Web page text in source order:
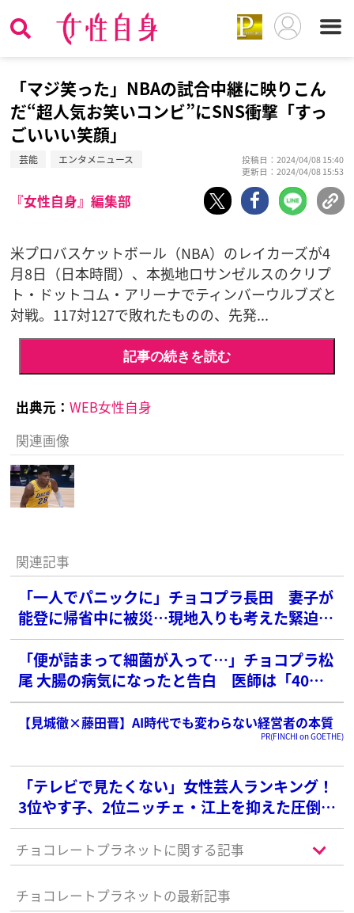
「マジ笑った」NBAの試合中継に映りこん
だ“超人気お笑いコンビ”にSNS衝撃「すっ
ごいいい笑顔」
芸能 エンタメニュース
投稿日：2024/04/08 15:40
更新日：2024/04/08 15:53
『女性自身』編集部
米プロバスケットボール（NBA）のレイカーズが4
月8日（日本時間）、本拠地ロサンゼルスのクリプ
ト・ドットコム・アリーナでティンバーウルブズと
対戦。117対127で敗れたものの、先発...
記事の続きを読む
出典元： WEB女性自身
関連画像
関連記事
「一人でパニックに」チョコプラ長田 妻子が
能登に帰省中に被災…現地入りも考えた緊迫の
数日間を告白
「便が詰まって細菌が入って…」チョコプラ松
尾 大腸の病気になったと告白 医師は「40超
えたら急に出てくるやつ」と指摘
【見城徹×藤田晋】AI時代でも変わらない経営者の本質
PR(FINCHI on GOETHE)
「テレビで見たくない」女性芸人ランキング！
3位やす子、2位ニッチェ・江上を抑えた圧倒的
な1位は？
チョコレートプラネットに関する記事
チョコレートプラネットの最新記事